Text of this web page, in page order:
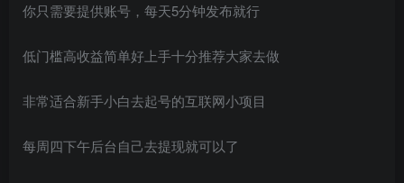
你只需要提供账号，每天5分钟发布就行
低门槛高收益简单好上手十分推荐大家去做
非常适合新手小白去起号的互联网小项目
每周四下午后台自己去提现就可以了